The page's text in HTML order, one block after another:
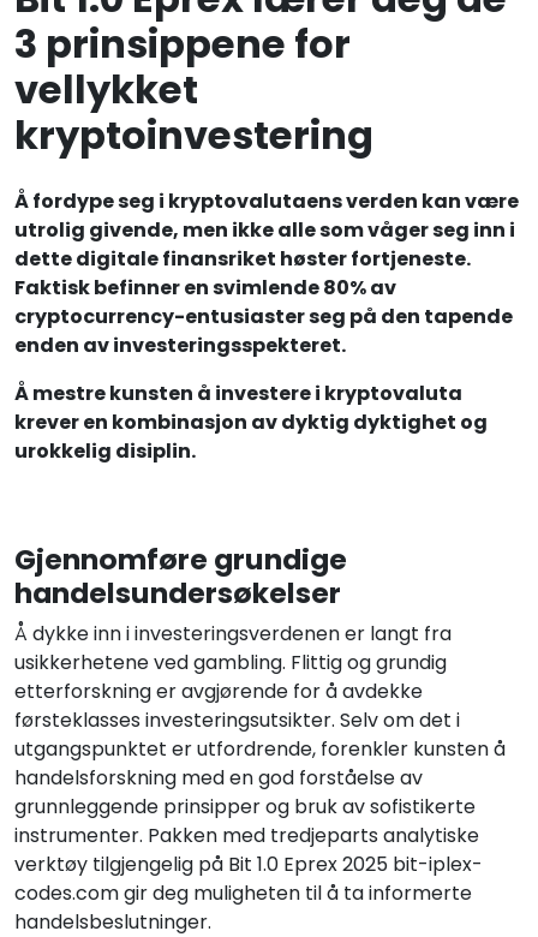
3 prinsippene for
vellykket
kryptoinvestering
Å fordype seg i kryptovalutaens verden kan være
utrolig givende, men ikke alle som våger seg inn i
dette digitale finansriket høster fortjeneste.
Faktisk befinner en svimlende 80% av
cryptocurrency-entusiaster seg på den tapende
enden av investeringsspekteret.
Å mestre kunsten å investere i kryptovaluta
krever en kombinasjon av dyktig dyktighet og
urokkelig disiplin.
Gjennomføre grundige
handelsundersøkelser
Å dykke inn i investeringsverdenen er langt fra
usikkerhetene ved gambling. Flittig og grundig
etterforskning er avgjørende for å avdekke
førsteklasses investeringsutsikter. Selv om det i
utgangspunktet er utfordrende, forenkler kunsten å
handelsforskning med en god forståelse av
grunnleggende prinsipper og bruk av sofistikerte
instrumenter. Pakken med tredjeparts analytiske
verktøy tilgjengelig på Bit 1.0 Eprex 2025 bit-iplex-
codes.com gir deg muligheten til å ta informerte
handelsbeslutninger.